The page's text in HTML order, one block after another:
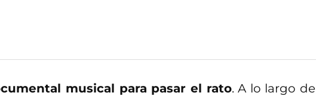
musical para pasar el rato. A lo largo de